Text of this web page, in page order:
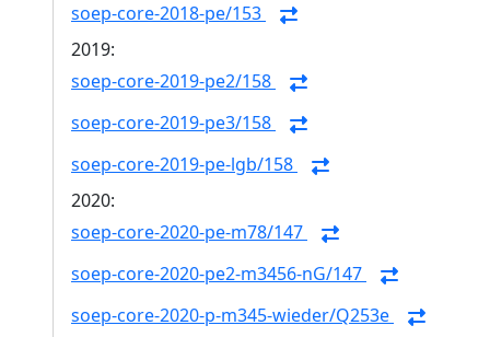
soep-core-2018-pe/153
2019:
soep-core-2019-pe2/158
soep-core-2019-pe3/158
soep-core-2019-pe-lgb/158
2020:
soep-core-2020-pe-m78/147
soep-core-2020-pe2-m3456-nG/147
soep-core-2020-p-m345-wieder/Q253e